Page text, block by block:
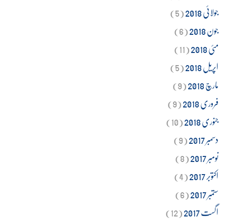
جولائی 2018
(5)
جون 2018
(6)
مئی 2018
(11)
اپریل 2018
(5)
مارچ 2018
(9)
فروری 2018
(9)
جنوری 2018
(10)
دسمبر 2017
(9)
نومبر 2017
(8)
اکتوبر 2017
(4)
ستمبر 2017
(6)
اگست 2017
(12)